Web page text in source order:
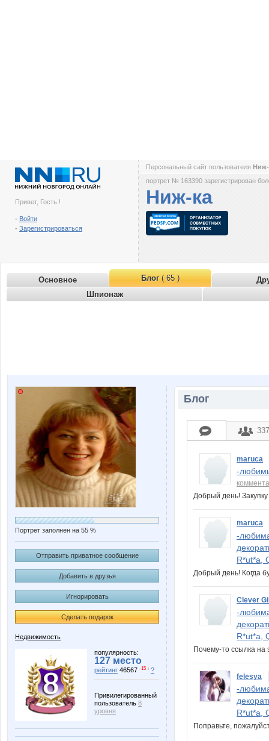
Привет, Гость !
- Войти
- Зарегистрироваться
Персональный сайт пользователя
портрет № 163390 зарегистрирован
Ниж-ка
Основное Блог( 65 )
Шпионаж
Портрет заполнен на 55 %
Отправить приватное сообщение
Добавить в друзья
Игнорировать
Сделать подарок
Недвижимость
популярность:
127 место
рейтинг 46567 -15 ↓ ?
Привилегированный
пользователь 8
уровня
Блог
maruca
-
Добрый день!
maruca
-
R*ut*a,
Добрый день! Когда
Clever
-
R*ut*a,
Почему-то ссылка
felesya
-
R*ut*a,
Поправьте,